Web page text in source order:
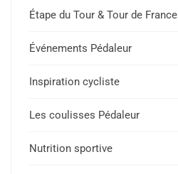
Étape du Tour & Tour de France
Événements Pédaleur
Inspiration cycliste
Les coulisses Pédaleur
Nutrition sportive